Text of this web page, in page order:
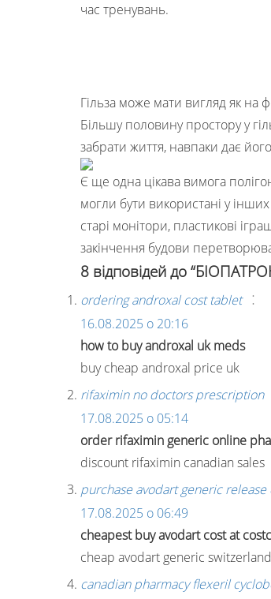
час тренувань.
Гільза може мати вигляд як
Більшу половину простору у
забрати життя, навпаки дає
Є ще одна цікава вимога
могли бути використані у
старі монітори, пластикові
закінчення будови
8 відповідей до
ordering androxal cost tablet :
16.08.2025 о 20:16
how to buy androxal uk meds
buy cheap androxal price uk
rifaximin no doctors prescription
17.08.2025 о 05:14
order rifaximin generic online
discount rifaximin canadian sales
purchase avodart generic release
17.08.2025 о 06:49
cheapest buy avodart cost at
cheap avodart generic switzerland
canadian pharmacy flexeril